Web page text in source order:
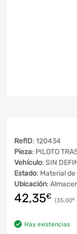
RefID: 120434
Pieza: PILOTO
Vehículo: SIN
Estado: Material
Ubicación:
42,35€ 35,00€
Hay existencias